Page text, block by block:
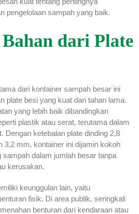
pengelolaan sampah yang baik.
dari Plate
dari kontainer sampah besar ini
plate besi yang kuat dan tahan lama.
yang lebih baik dibandingkan
plastik atau serat, terutama dalam
Dengan ketebalan plate dinding 2,8
3,2 mm, kontainer ini dijamin kokoh
dalam jumlah besar tanpa
kerusakan.
keunggulan lain, yaitu
fisik. Di area publik, seringkali
benturan dari kendaraan atau